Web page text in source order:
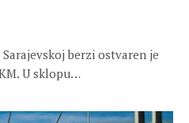
berzi ostvaren je
U sklopu…